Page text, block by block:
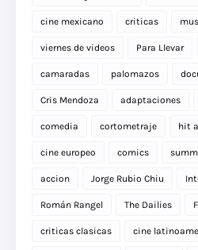
cine mexicano criticas
viernes de videos Para Llevar
camaradas palomazos
Cris Mendoza adaptaciones
comedia cortometraje hit
cine europeo comics
accion Jorge Rubio Chiu
Román Rangel The Dailies
criticas clasicas cine